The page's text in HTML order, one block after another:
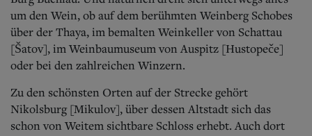
um den Wein, ob auf dem berühmten Weinberg Schobes
über der Thaya, im bemalten Weinkeller von Schattau
[Šatov], im Weinbaumuseum von Auspitz [Husto­peče]
oder bei den zahlreichen Winzern.
Zu den schönsten Orten auf der Strecke gehört
Nikolsburg [Mikulov], über dessen Altstadt sich das
schon von Weitem sichtbare Schloss erhebt. Auch dort